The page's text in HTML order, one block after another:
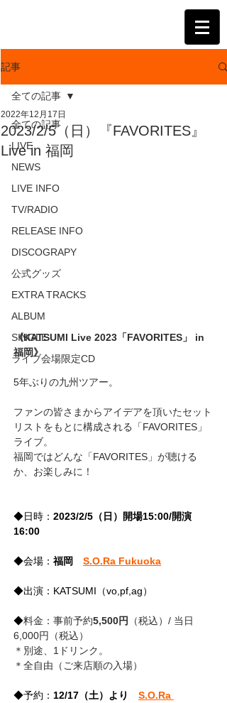
記事
全ての記事
LIVE
NEWS
LIVE INFO
TV/RADIO
RELEASE INFO
DISCOGRAPY
公式グッズ
EXTRA TRACKS
ALBUM
SINGLE
ライブ会場限定CD
全ての記事
2023/2/5（日）『FAVORITES』
Live in 福岡
2022年12月17日
《KATSUMI Live 2023「FAVORITES」 in
福岡》
5年ぶりの九州ツアー。
ファンの皆さまからアイデアを頂いたセット
リストをもとに構成される「FAVORITES」
ライブ。
福岡ではどんな「FAVORITES」が聴ける
か、お楽しみに！
◆日時： 2023/2/5（日）開場15:00/開演
16:00
◆会場： 福岡 S.O.Ra Fukuoka
◆出演：KATSUMI（vo,pf,ag）
◆料金：事前予約5,500円
（税込）/ 当日
6,000円（税込）
＊別途、1ドリンク。
＊全自由（ご来店順の入場）
◆予約： 12/17（土）より S.O.Ra